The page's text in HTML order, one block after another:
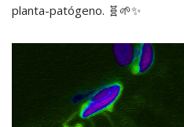
planta-patógeno. 🧬🌱✨